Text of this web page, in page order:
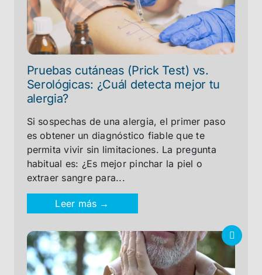
Pruebas cutáneas (Prick Test) vs.
Serológicas: ¿Cuál detecta mejor tu
alergia?
Si sospechas de una alergia, el primer paso
es obtener un diagnóstico fiable que te
permita vivir sin limitaciones. La pregunta
habitual es: ¿Es mejor pinchar la piel o
extraer sangre para...
Leer más →